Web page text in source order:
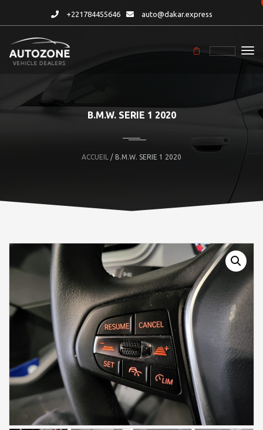
+221784455646 auto@dakar.express
B.M.W. SERIE 1 2020
ACCUEIL / B.M.W. SERIE 1 2020